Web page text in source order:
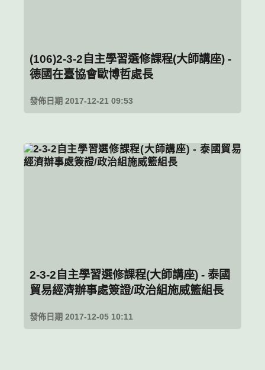
(106)2-3-2自主學習選修課程(大師講座) -
德國在臺協會歐博哲處長
發佈日期 2017-12-21 09:53
2-3-2自主學習選修課程(大師講座) - 泰國
貿易經濟辦事處簽證/政治組施威籃組長
發佈日期 2017-12-05 10:11